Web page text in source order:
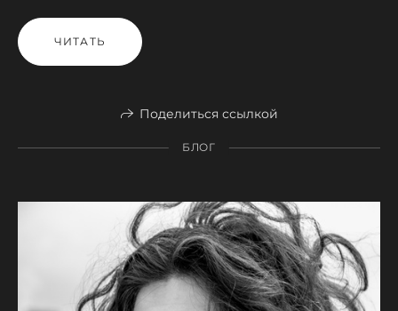
ЧИТАТЬ
Поделиться ссылкой
БЛОГ